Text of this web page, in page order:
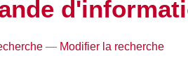
— Modifier la recherche